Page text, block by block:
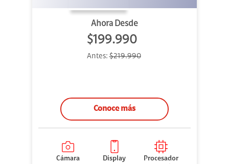
Ahora Desde
$199.990
Antes:$219.990
Conoce más
Cámara
Display
Procesador